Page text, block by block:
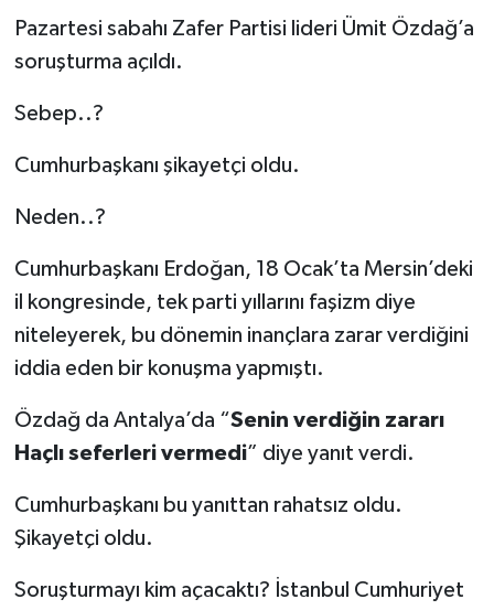
Pazartesi sabahı Zafer Partisi lideri Ümit Özdağ’a
soruşturma açıldı.
Sebep..?
Cumhurbaşkanı şikayetçi oldu.
Neden..?
Cumhurbaşkanı Erdoğan, 18 Ocak’ta Mersin’deki
il kongresinde, tek parti yıllarını faşizm diye
niteleyerek, bu dönemin inançlara zarar verdiğini
iddia eden bir konuşma yapmıştı.
Özdağ da Antalya’da “Senin verdiğin zararı
Haçlı seferleri vermedi” diye yanıt verdi.
Cumhurbaşkanı bu yanıttan rahatsız oldu.
Şikayetçi oldu.
Soruşturmayı kim açacaktı? İstanbul Cumhuriyet